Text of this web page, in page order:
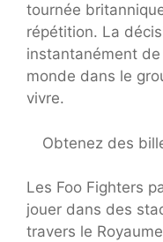
tournée
répétition. La
instantanément
monde dans le
vivre.
Obtenez des
Les Foo Fighters
jouer dans des
travers le